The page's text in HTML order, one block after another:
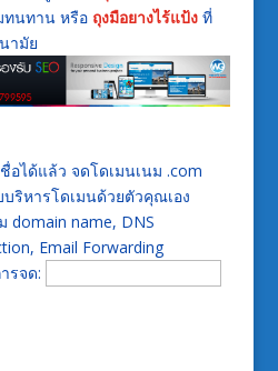
ทนทาน หรือ ถุงมือยางไร้แป้งที่
ามัย
อได้แล้ว จดโดเมนเนม .com
ริหารโดเมนด้วยตัวคุณเอง
domain name, DNS
Email Forwarding
รจด: